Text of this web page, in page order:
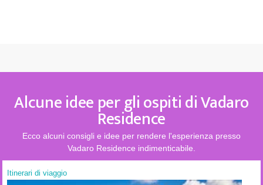
Alcune idee per gli ospiti di Vadaro
Residence
Ecco alcuni consigli e idee per rendere l'esperienza presso
Vadaro Residence indimenticabile.
Itinerari di viaggio